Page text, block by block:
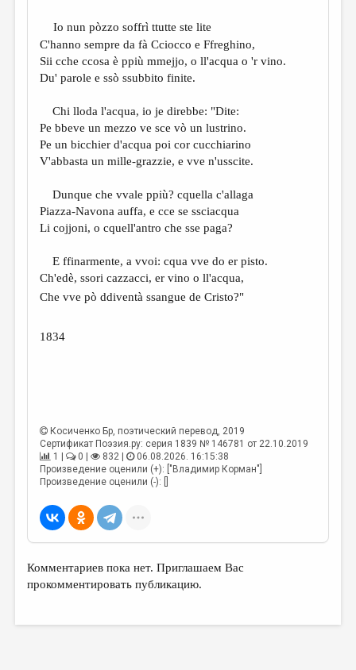
ЛИТЕРАТУРОВЕДЕНИЕ
КУЛЬТУРОВЕДЕНИЕ
ПУБЛИЦИСТИКА
ЦИКЛЫ ПУБЛИКАЦИЙ
ТРЕДИАКОВСКИЙ
ВКОНТАКТЕ
Io nun pòzzo soffrì ttutte ste lite
C'hanno sempre da fà Cciocco e Ffreghino,
Sii cche ccosa è ppiù mmejjo, o ll'acqua o 'r vino.
Du' parole e ssò ssubbito finite.
Chi lloda l'acqua, io je direbbe: "Dite:
Pe bbeve un mezzo ve sce vò un lustrino.
Pe un bicchier d'acqua poi cor cucchiarino
V'abbasta un mille-grazzie, e vve n'usscite.
Dunque che vvale ppiù? cquella c'allaga
Piazza-Navona auffa, e cce se ssciacqua
Li cojjoni, o cquell'antro che sse paga?
E ffinarmente, a vvoi: cqua vve do er pisto.
Ch'edè, ssori cazzacci, er vino o ll'acqua,
Che vve pò ddiventà ssangue de Cristo?"
1834
Косиченко Бр, поэтический перевод, 2019
Сертификат Поэзия.ру: серия 1839 № 146781 от 22.10.2019
1 |
0 | 832 |
06.08.2026. 16:15:38
Произведение оценили (+): ["Владимир Корман"]
Произведение оценили (-): []
Комментариев пока нет. Приглашаем Вас
прокомментировать публикацию.